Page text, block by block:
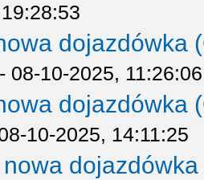
dojazdówka
- 08-10-2025, 11:26:06
dojazdówka
10-2025, 14:11:25